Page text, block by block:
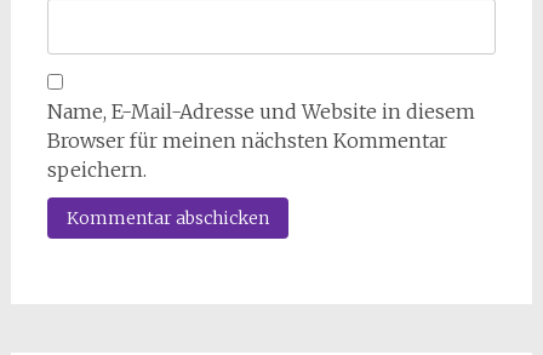
Name, E-Mail-Adresse und Website in diesem
Browser für meinen nächsten Kommentar
speichern.